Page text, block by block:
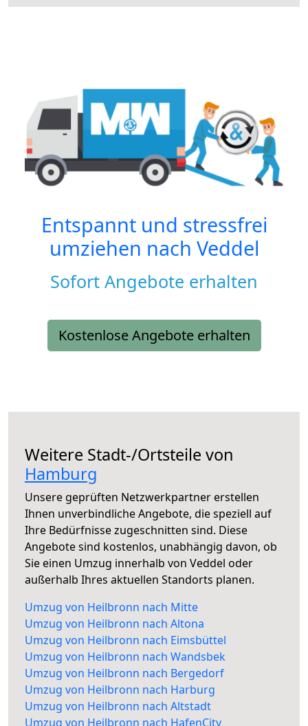
Entspannt und stressfrei
umziehen nach Veddel
Sofort Angebote erhalten
Kostenlose Angebote erhalten
Weitere Stadt-/Ortsteile von
Hamburg
Unsere geprüften Netzwerkpartner erstellen
Ihnen unverbindliche Angebote, die speziell auf
Ihre Bedürfnisse zugeschnitten sind. Diese
Angebote sind kostenlos, unabhängig davon, ob
Sie einen Umzug innerhalb von Veddel oder
außerhalb Ihres aktuellen Standorts planen.
Umzug von Heilbronn nach Mitte
Umzug von Heilbronn nach Altona
Umzug von Heilbronn nach Eimsbüttel
Umzug von Heilbronn nach Wandsbek
Umzug von Heilbronn nach Bergedorf
Umzug von Heilbronn nach Harburg
Umzug von Heilbronn nach Altstadt
Umzug von Heilbronn nach HafenCity